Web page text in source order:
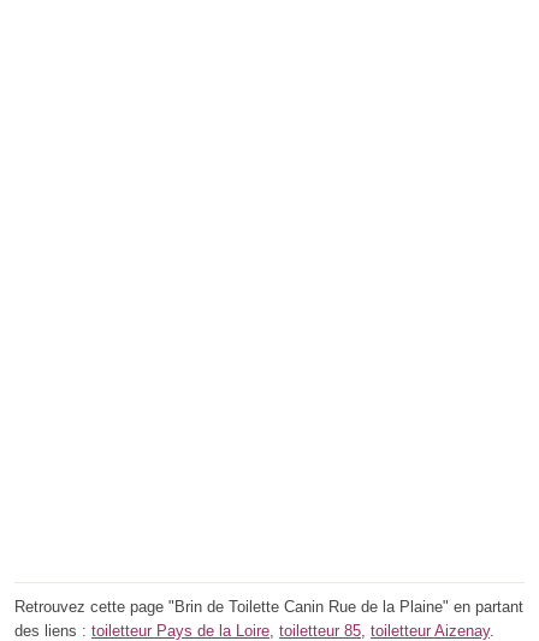
Retrouvez cette page "Brin de Toilette Canin Rue de la Plaine" en partant
des liens : toiletteur Pays de la Loire toiletteur 85 toiletteur Aizenay.